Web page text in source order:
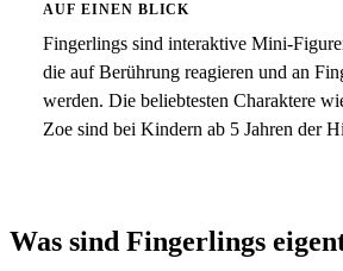
AUF EINEN BLICK
Fingerlings sind interaktive Mini-
die auf Berührung reagieren und an
werden. Die beliebtesten Charaktere
Zoe sind bei Kindern ab 5 Jahren der
Was sind Fingerlings